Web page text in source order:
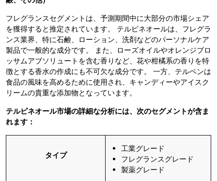
フレグランスセグメントは、予測期間中に大部分の市場シェア
を獲得すると推定されています。 テルピネオールは、フレグラ
ンス業界、特に石鹸、ローション、洗剤などのパーソナルケア
製品で一般的な成分です。 また、ローズオイルやオレンジブロ
ッサムアブソリュートを含む香りなど、花や柑橘系の香りを特
徴とする香水の作成にも不可欠な成分です。 一方、テルペンは
食品の風味を高めるために使用され、キャンディーやアイスク
リームの貴重な添加物となっています。
テルピネオール市場の詳細な分析には、次のセグメントが含ま
れます：
タイプ
工業グレード
フレグランスグレード
製薬グレード